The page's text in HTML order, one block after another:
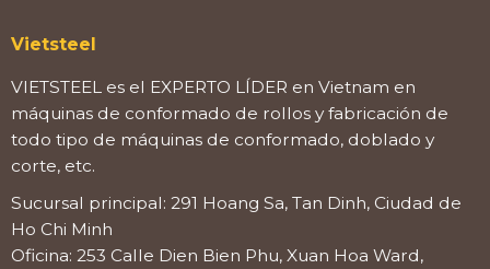
Vietsteel
VIETSTEEL es el EXPERTO LÍDER en Vietnam en
máquinas de conformado de rollos y fabricación de
todo tipo de máquinas de conformado, doblado y
corte, etc.
Sucursal principal: 291 Hoang Sa, Tan Dinh, Ciudad de
Ho Chi Minh
Oficina: 253 Calle Dien Bien Phu, Xuan Hoa Ward,